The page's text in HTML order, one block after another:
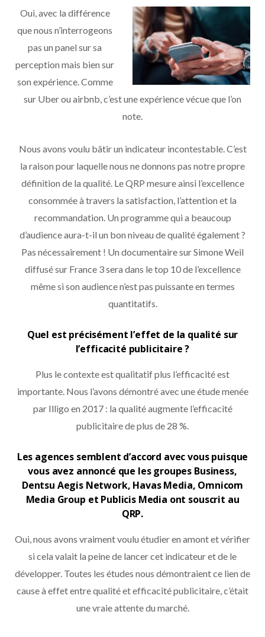
Oui, avec la différence
que nous n’interrogeons
pas un panel sur sa
perception mais bien sur
son expérience. Comme
sur Uber ou airbnb, c’est une expérience vécue que l’on
note.
Nous avons voulu bâtir un indicateur incontestable. C’est
la raison pour laquelle nous ne donnons pas notre propre
définition de la qualité. Le QRP mesure ainsi l’excellence
consommée à travers la satisfaction, l’attention et la
recommandation. Un programme qui a beaucoup
d’audience aura-t-il un bon niveau de qualité également ?
Pas nécessairement ! Un documentaire sur Simone Weil
diffusé sur France 3 sera dans le top 10 de l’excellence
même si son audience n’est pas puissante en termes
quantitatifs.
Quel est précisément l’effet de la qualité sur
l’efficacité publicitaire ?
Plus le contexte est qualitatif plus l’efficacité est
importante. Nous l’avons démontré avec une étude menée
par Illigo en 2017 : la qualité augmente l’efficacité
publicitaire de plus de 28 %.
Les agences semblent d’accord avec vous puisque
vous avez annoncé que les groupes Business,
Dentsu Aegis Network, Havas Media, Omnicom
Media Group et Publicis Media ont souscrit au
QRP.
Oui, nous avons vraiment voulu étudier en amont et vérifier
si cela valait la peine de lancer cet indicateur et de le
développer. Toutes les études nous démontraient ce lien de
cause à effet entre qualité et efficacité publicitaire, c’était
une vraie attente du marché.